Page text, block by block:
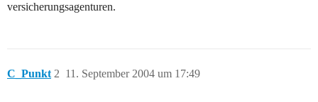
versicherungsagenturen.
C_Punkt 11. September 2004 um 17:49
2